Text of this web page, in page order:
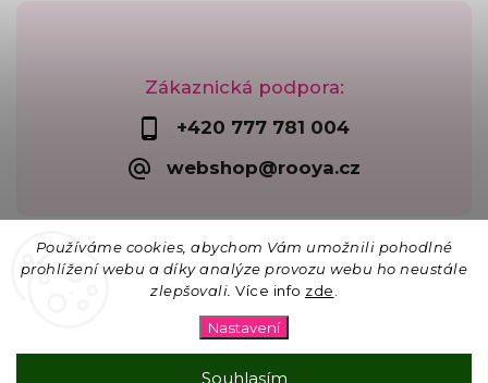
Používáme cookies, abychom Vám umožnili pohodlné
prohlížení webu a díky analýze provozu webu ho neustále
zlepšovali. Více info zde
Nastavení
Souhlasím
Zákaznická podpora:
+420 777 781 004
webshop@rooya.cz
vyhrazena.
Upravit nastavení cookies
Shoptet | Design